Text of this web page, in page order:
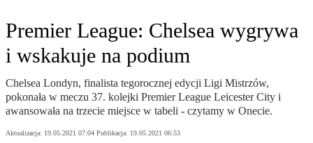
Premier League: Chelsea wygrywa
i wskakuje na podium
Chelsea Londyn, finalista tegorocznej edycji Ligi Mistrzów,
pokonała w meczu 37. kolejki Premier League Leicester City i
awansowała na trzecie miejsce w tabeli - czytamy w Onecie.
Aktualizacja: 19.05.2021 07:04 Publikacja: 19.05.2021 06:53